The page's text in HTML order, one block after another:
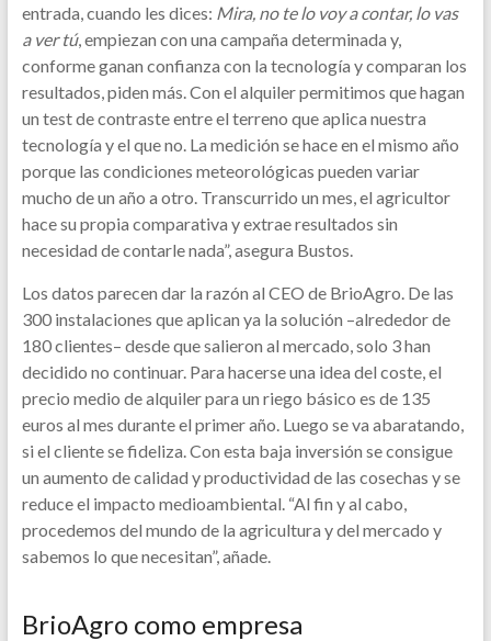
entrada, cuando les dices: Mira, no te lo voy a contar, lo vas
a ver tú, empiezan con una campaña determinada y,
conforme ganan confianza con la tecnología y comparan los
resultados, piden más. Con el alquiler permitimos que hagan
un test de contraste entre el terreno que aplica nuestra
tecnología y el que no. La medición se hace en el mismo año
porque las condiciones meteorológicas pueden variar
mucho de un año a otro. Transcurrido un mes, el agricultor
hace su propia comparativa y extrae resultados sin
necesidad de contarle nada”, asegura Bustos.
Los datos parecen dar la razón al CEO de BrioAgro. De las
300 instalaciones que aplican ya la solución –alrededor de
180 clientes– desde que salieron al mercado, solo 3 han
decidido no continuar. Para hacerse una idea del coste, el
precio medio de alquiler para un riego básico es de 135
euros al mes durante el primer año. Luego se va abaratando,
si el cliente se fideliza. Con esta baja inversión se consigue
un aumento de calidad y productividad de las cosechas y se
reduce el impacto medioambiental. “Al fin y al cabo,
procedemos del mundo de la agricultura y del mercado y
sabemos lo que necesitan”, añade.
BrioAgro como empresa